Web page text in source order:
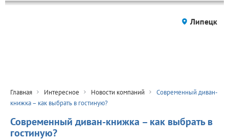
Липецк
Главная Интересное Новости компаний
Современный диван-
книжка – как выбрать в гостиную?
Современный диван-книжка – как выбрать в
гостиную?